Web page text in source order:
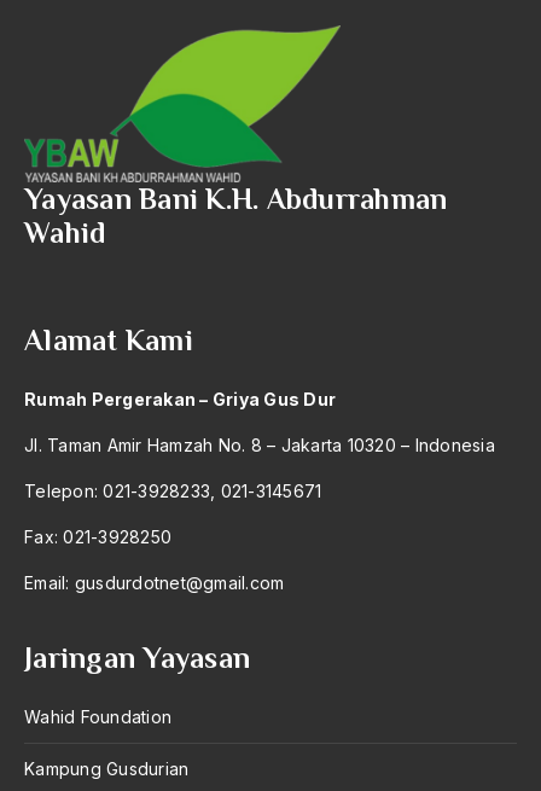
Yayasan Bani K.H. Abdurrahman
Wahid
Alamat Kami
Rumah Pergerakan – Griya Gus Dur
Jl. Taman Amir Hamzah No. 8 – Jakarta 10320 – Indonesia
Telepon: 021-3928233, 021-3145671
Fax: 021-3928250
Email: gusdurdotnet@gmail.com
Jaringan Yayasan
Wahid Foundation
Kampung Gusdurian